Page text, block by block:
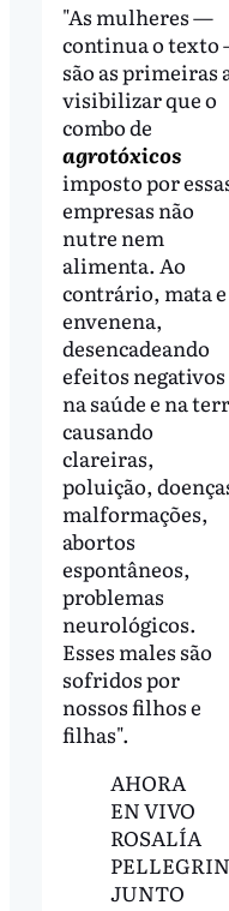
"As mulheres—
continua o texto
são as primeiras
visibilizar que o
combo de
agrotóxicos
imposto por
empresas não
nutre nem
alimenta. Ao
contrário, mata e
envenena,
desencadeando
efeitos negativos
na saúde e na
causando
clareiras,
poluição,
malformações,
abortos
espontâneos,
problemas
neurológicos.
Esses males são
sofridos por
nossos filhos e
filhas".
AHORA
EN VIVO
ROSALÍA
JUNTO